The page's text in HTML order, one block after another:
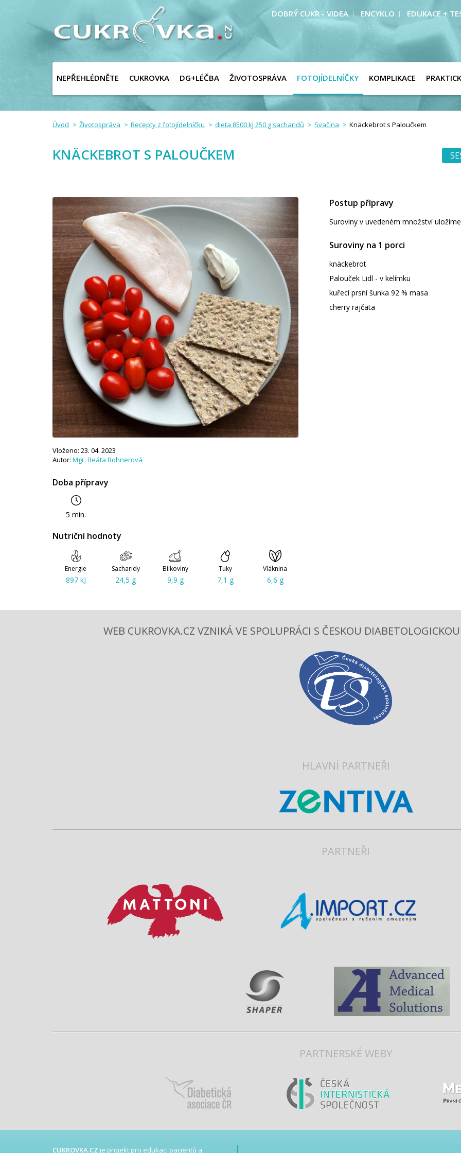
DOBRÝ CUKR - VIDEA ENCYKLO EDUKACE +
NEPŘEHLÉDNĚTE CUKROVKA DG+LÉČBA ŽIVOTOSPRÁVA FOTOJÍDELNÍČKY KOMPLIKACE
Úvod Životospráva Recepty z fotojídelníčku dieta 8500 kJ 250 g sacharidů Svačina Knäckebrot s Paloučkem
KNÄCKEBROT S PALOUČKEM
Doba přípravy
5 min.
Vloženo: 23. 04. 2023
Autor: Mgr. Beáta Bohnerová
Nutriční hodnoty
Energie
897 kJ
Sacharidy
24,5 g
Bílkoviny
9,9 g
Tuky
7,1 g
Vláknina
6,6 g
Postup přípravy
Suroviny v uvedeném množství
Suroviny na 1 porci
knäckebrot
Palouček Lidl - v kelímku
kuřecí prsní šunka 92 % masa
cherry rajčata
WEB CUKROVKA.CZ VZNIKÁ VE SPOLUPRÁCI S ČESKOU
HLAVNÍ PARTNEŘI
PARTNEŘI
PARTNERSKÉ WEBY
CUKROVKA.CZ je projekt pro edukaci pacientů a